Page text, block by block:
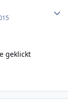
geklickt